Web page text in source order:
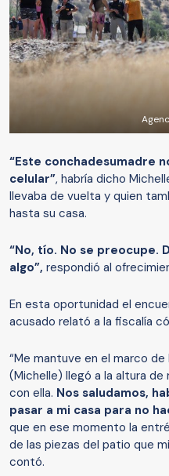
“Este conchadesumadre
celular”, habría dicho
llevaba de vuelta y quien
hasta su casa.
“No, tío. No se preocupe.
algo”, respondió al
En esta oportunidad el
acusado relató a la fiscalía
“Me mantuve en el marco
(Michelle) llegó a la altura de
con ella. Nos saludamos,
pasar a mi casa para no
que en ese momento la
de las piezas del patio que
contó.